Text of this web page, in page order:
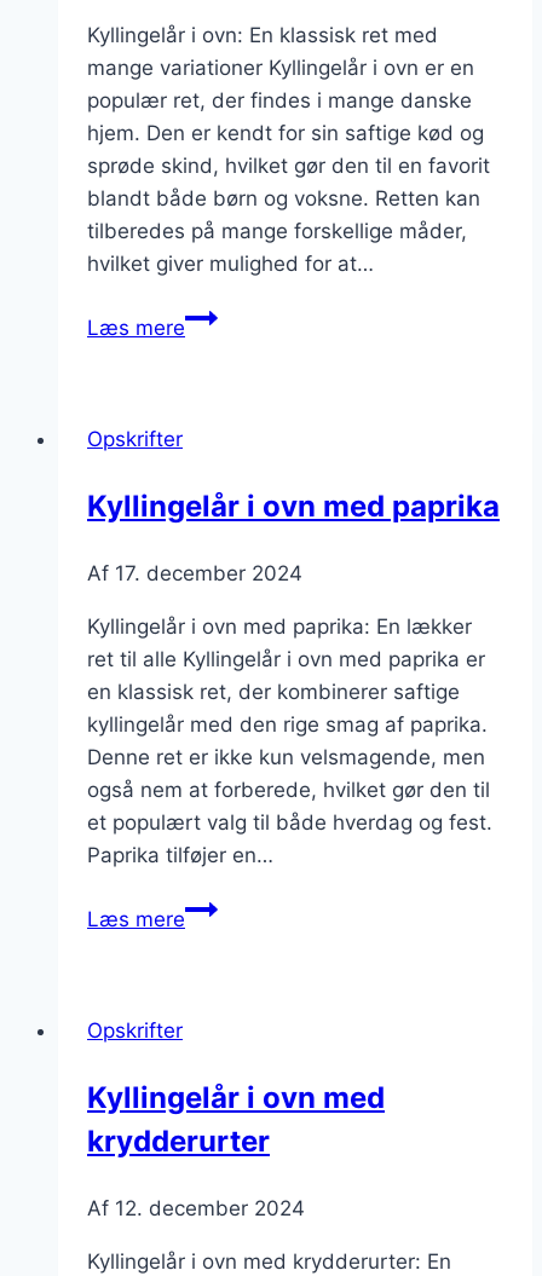
Kyllingelår i ovn: En klassisk ret med
mange variationer Kyllingelår i ovn er en
populær ret, der findes i mange danske
hjem. Den er kendt for sin saftige kød og
sprøde skind, hvilket gør den til en favorit
blandt både børn og voksne. Retten kan
tilberedes på mange forskellige måder,
hvilket giver mulighed for at…
Læs mereKyllingelår
kartofler
Opskrifter
Kyllingelår i ovn med paprika
Af 17. december 2024
Kyllingelår i ovn med paprika: En lækker
ret til alle Kyllingelår i ovn med paprika er
en klassisk ret, der kombinerer saftige
kyllingelår med den rige smag af paprika.
Denne ret er ikke kun velsmagende, men
også nem at forberede, hvilket gør den til
et populært valg til både hverdag og fest.
Paprika tilføjer en…
Læs mereKyllingelår
Opskrifter
Kyllingelår i ovn med
krydderurter
Af 12. december 2024
Kyllingelår i ovn med krydderurter: En